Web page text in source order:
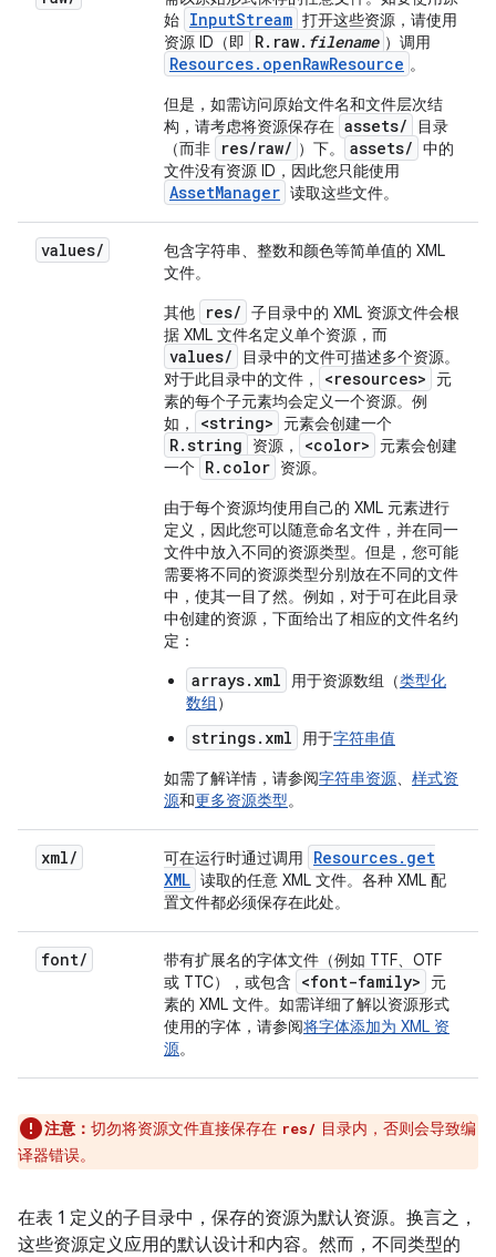
始 InputStream 打开这些资源，请使用
资源 ID（即
R.raw. filename ）调用
Resources.openRawResource 。
但是，如需访问原始文件名和文件层次结
构，请考虑将资源保存在 assets/
目录
（而非
res/raw/ ）下。 assets/ 中的
文件没有资源 ID，因此您只能使用
AssetManager 读取这些文件。
values/
包含字符串、整数和颜色等简单值的 XML
文件。
其他
res/ 子目录中的 XML 资源文件会根
据 XML 文件名定义单个资源，而
values/
目录中的文件可描述多个资源。
对于此目录中的文件，
<resources>
元
素的每个子元素均会定义一个资源。例
如，
<string> 元素会创建一个
R.string 资源， <color>
元素会创建
一个 R.color 资源。
由于每个资源均使用自己的 XML 元素进行
定义，因此您可以随意命名文件，并在同一
文件中放入不同的资源类型。但是，您可能
需要将不同的资源类型分别放在不同的文件
中，使其一目了然。例如，对于可在此目录
中创建的资源，下面给出了相应的文件名约
定：
arrays.xml 用于资源数组（类型化
数组 ）
strings.xml 用于字符串值
如需了解详情，请参阅字符串资源、 样式资
源和更多资源类型。
xml/ 可在运行时通过调用 Resources. get
XML 读取的任意 XML 文件。各种 XML 配
置文件都必须保存在此处。
font/
带有扩展名的字体文件（例如 TTF、OTF
或 TTC），或包含
<font-family>
元
素的 XML 文件。如需详细了解以资源形式
使用的字体，请参阅将字体添加为 XML 资
源。
注意： 切勿将资源文件直接保存在 res/ 目录内，否则会导致编
译器错误。
在表 1 定义的子目录中，保存的资源为默认资源。换言之，
这些资源定义应用的默认设计和内容。然而，不同类型的